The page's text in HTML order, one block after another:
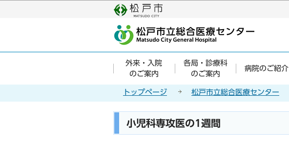
ジ
外来・入院
のご案内
各局・診療科
のご案内
病院のご紹介
トップページ 松戸市立総合医療センター
小児科専攻医の1週間